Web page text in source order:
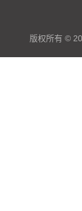
版权所有 ©